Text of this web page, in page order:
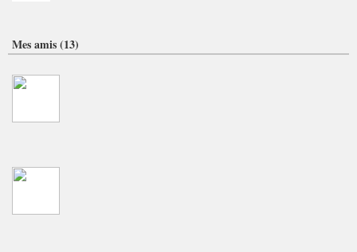
Mes amis (13)